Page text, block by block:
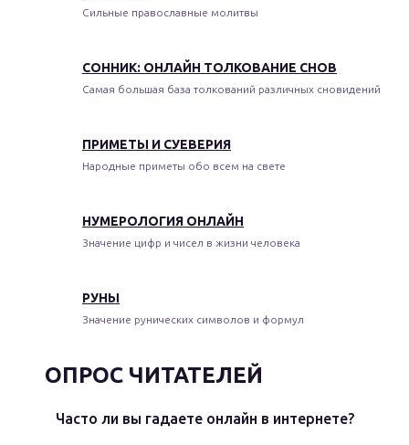
Сильные православные молитвы
СОННИК: ОНЛАЙН ТОЛКОВАНИЕ СНОВ
Самая большая база толкований различных сновидений
ПРИМЕТЫ И СУЕВЕРИЯ
Народные приметы обо всем на свете
НУМЕРОЛОГИЯ ОНЛАЙН
Значение цифр и чисел в жизни человека
РУНЫ
Значение рунических символов и формул
ОПРОС ЧИТАТЕЛЕЙ
Часто ли вы гадаете онлайн в интернете?